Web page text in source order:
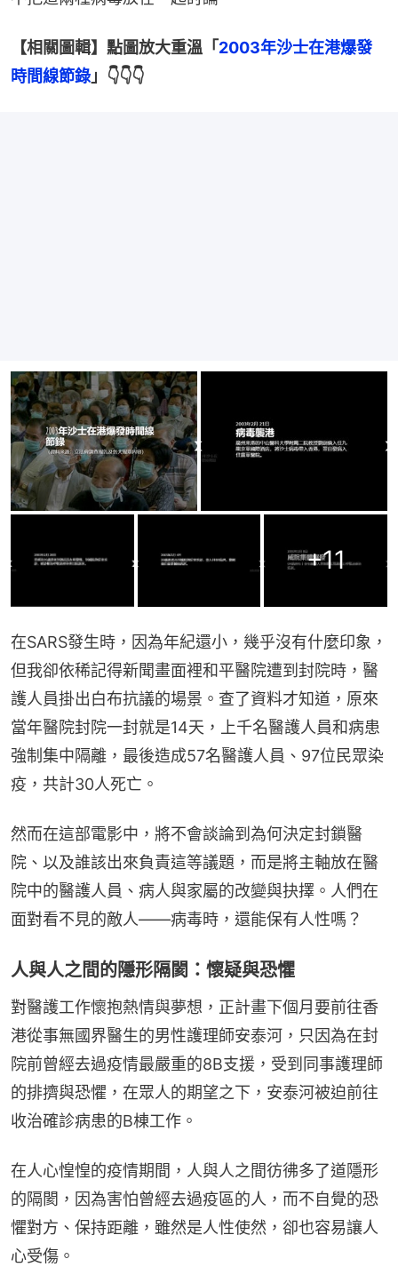
【相關圖輯】點圖放大重溫「2003年沙士在港爆發
時間線節錄 」👇👇👇
+11
在SARS發生時，因為年紀還小，幾乎沒有什麼印象，
但我卻依稀記得新聞畫面裡和平醫院遭到封院時，醫
護人員掛出白布抗議的場景。查了資料才知道，原來
當年醫院封院一封就是14天，上千名醫護人員和病患
強制集中隔離，最後造成57名醫護人員、97位民眾染
疫，共計30人死亡。
然而在這部電影中，將不會談論到為何決定封鎖醫
院、以及誰該出來負責這等議題，而是將主軸放在醫
院中的醫護人員、病人與家屬的改變與抉擇。人們在
面對看不見的敵人——病毒時，還能保有人性嗎？
人與人之間的隱形隔閡：懷疑與恐懼
對醫護工作懷抱熱情與夢想，正計畫下個月要前往香
港從事無國界醫生的男性護理師安泰河，只因為在封
院前曾經去過疫情最嚴重的8B支援，受到同事護理師
的排擠與恐懼，在眾人的期望之下，安泰河被迫前往
收治確診病患的B棟工作。
在人心惶惶的疫情期間，人與人之間彷彿多了道隱形
的隔閡，因為害怕曾經去過疫區的人，而不自覺的恐
懼對方、保持距離，雖然是人性使然，卻也容易讓人
心受傷。